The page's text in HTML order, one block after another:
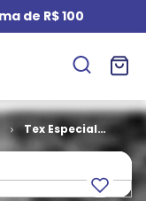
de R$ 100
Tex Especial
de Férias # 05